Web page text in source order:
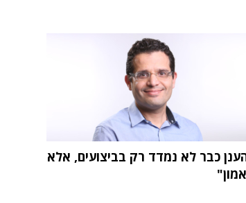
כבר לא נמדד רק בביצועים, אלא